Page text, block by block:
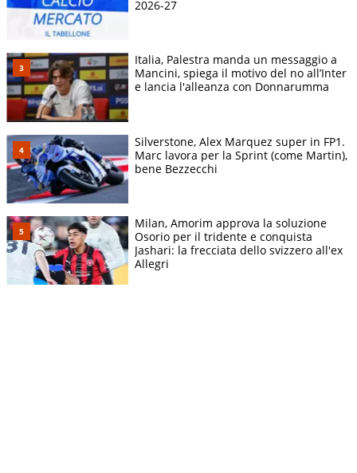
2026-27
Italia, Palestra manda un messaggio a
Mancini, spiega il motivo del no all’Inter
e lancia l'alleanza con Donnarumma
Silverstone, Alex Marquez super in FP1.
Marc lavora per la Sprint (come Martin),
bene Bezzecchi
Milan, Amorim approva la soluzione
Osorio per il tridente e conquista
Jashari: la frecciata dello svizzero all'ex
Allegri